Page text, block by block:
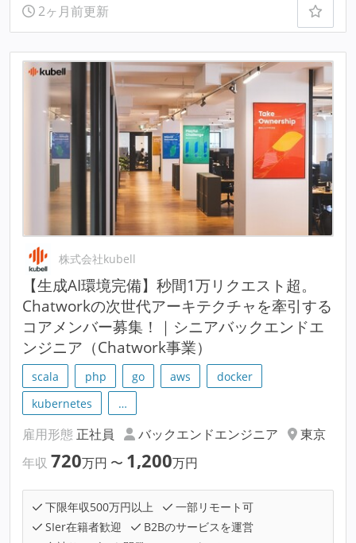
2ヶ月前更新
株式会社kubell
【生成AI環境完備】秒間1万リクエスト超。
Chatworkの次世代アーキテクチャを牽引する
コアメンバー募集！｜シニアバックエンドエ
ンジニア（Chatwork事業）
scala php go aws
docker
kubernetes
…
雇用形態 正社員 バックエンドエンジニア
東京
年収 720万円 〜 1,200万円
下限年収500万円以上
一部リモート可
SIer在籍者歓迎
B2Bのサービスを運営